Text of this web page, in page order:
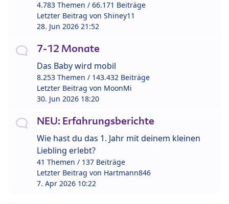
4.783 Themen / 66.171 Beiträge
Letzter Beitrag von Shiney11
28. Jun 2026 21:52
7-12 Monate
Das Baby wird mobil
8.253 Themen / 143.432 Beiträge
Letzter Beitrag von MoonMi
30. Jun 2026 18:20
NEU: Erfahrungsberichte
Wie hast du das 1. Jahr mit deinem kleinen
Liebling erlebt?
41 Themen / 137 Beiträge
Letzter Beitrag von Hartmann846
7. Apr 2026 10:22